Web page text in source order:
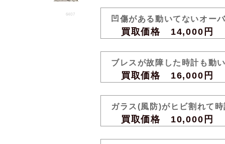
6407
凹傷がある動いてないオー
買取価格 14,000円
ブレスが故障した時計も動
買取価格 16,000円
ガラス(風防)がヒビ割れて
買取価格 10,000円